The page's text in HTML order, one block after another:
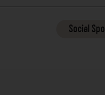
Social